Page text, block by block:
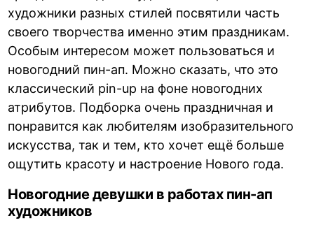
художники разных стилей посвятили часть
своего творчества именно этим праздникам.
Особым интересом может пользоваться и
новогодний пин-ап. Можно сказать, что это
классический pin-up на фоне новогодних
атрибутов. Подборка очень праздничная и
понравится как любителям изобразительного
искусства, так и тем, кто хочет ещё больше
ощутить красоту и настроение Нового года.
Новогодние девушки в работах пин-ап
художников